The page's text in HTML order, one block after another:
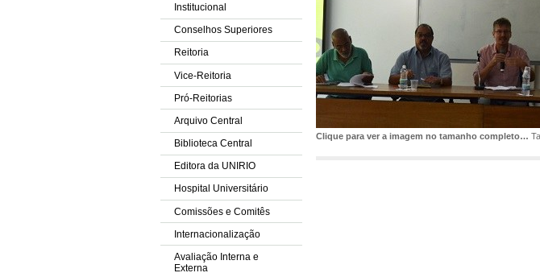
Institucional
Conselhos Superiores
Reitoria
Vice-Reitoria
Pró-Reitorias
Arquivo Central
Biblioteca Central
Editora da UNIRIO
Hospital Universitário
Comissões e Comitês
Internacionalização
Avaliação Interna e
Externa
Clique para ver a imagem no tamanho completo…